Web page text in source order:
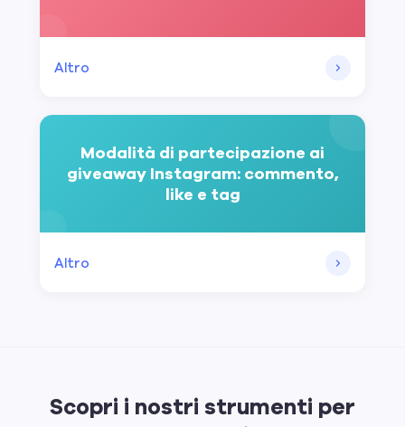
Altro
Modalità di partecipazione ai
giveaway Instagram: commento,
like e tag
Altro
Scopri i nostri strumenti per